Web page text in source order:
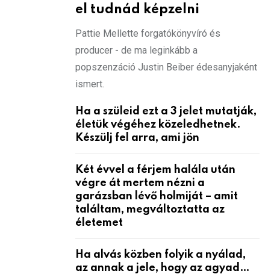
el tudnád képzelni
Pattie Mellette forgatókönyvíró és
producer - de ma leginkább a
popszenzáció Justin Beiber édesanyjaként
ismert.
Ha a szüleid ezt a 3 jelet mutatják,
életük végéhez közeledhetnek.
Készülj fel arra, ami jön
Két évvel a férjem halála után
végre át mertem nézni a
garázsban lévő holmiját – amit
találtam, megváltoztatta az
életemet
Ha alvás közben folyik a nyálad,
az annak a jele, hogy az agyad…